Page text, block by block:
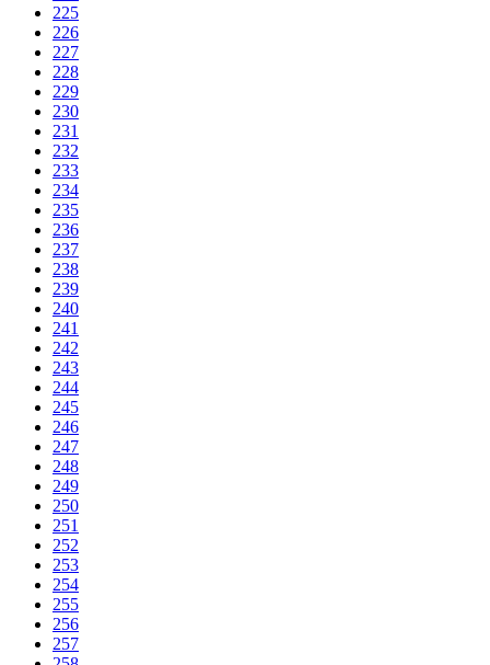
225
226
227
228
229
230
231
232
233
234
235
236
237
238
239
240
241
242
243
244
245
246
247
248
249
250
251
252
253
254
255
256
257